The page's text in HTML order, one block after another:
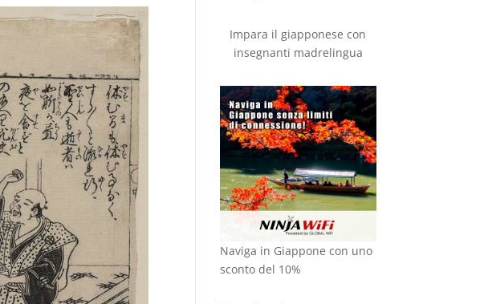
Impara il giapponese con
insegnanti madrelingua
Naviga in Giappone con uno
sconto del 10%